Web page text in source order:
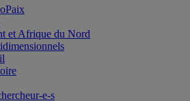
et Afrique du Nord
e-s